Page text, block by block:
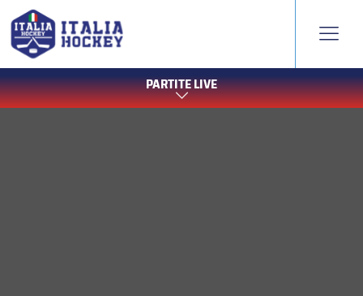
PARTITE LIVE